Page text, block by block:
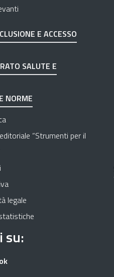
E ACCESSO
SALUTE E
NORME
“Strumenti per il
legale
su:
Apre in una nuova scheda